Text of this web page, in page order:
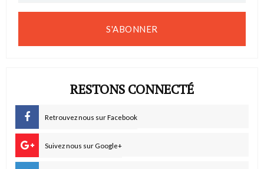
S'ABONNER
RESTONS CONNECTÉ
Retrouvez nous sur Facebook
Suivez nous sur Google+